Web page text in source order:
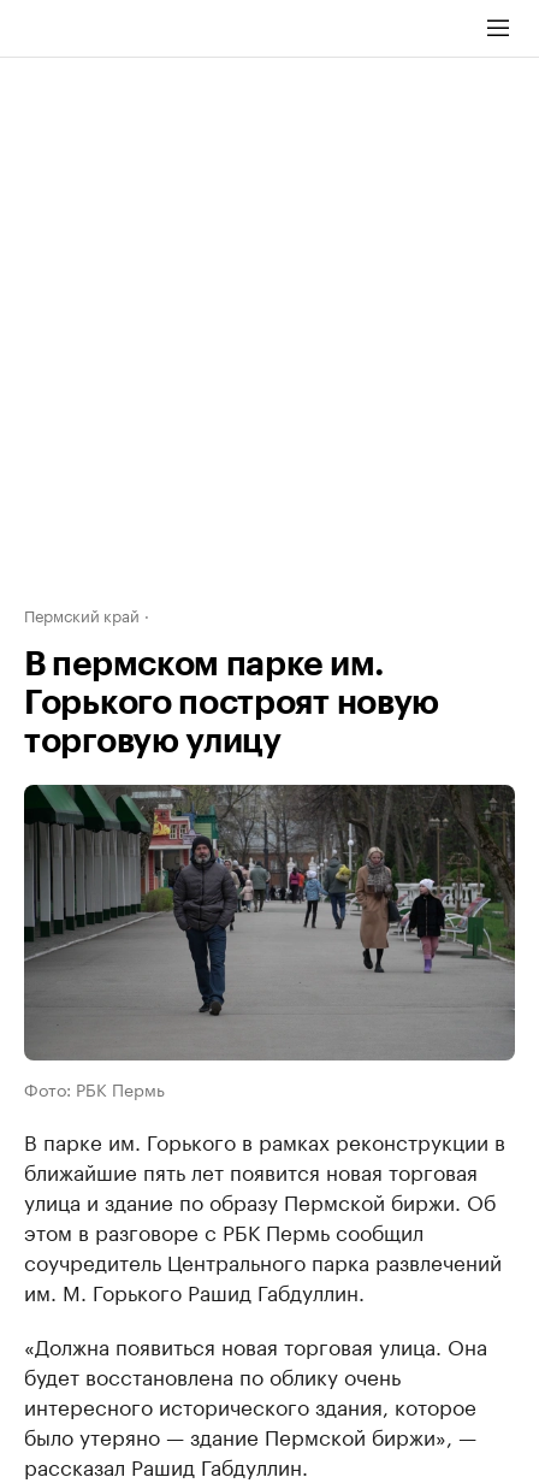
Пермский край
В пермском парке им.
Горького построят новую
торговую улицу
Фото: РБК Пермь
В парке им. Горького в рамках реконструкции в
ближайшие пять лет появится новая торговая
улица и здание по образу Пермской биржи. Об
этом в разговоре с РБК Пермь сообщил
соучредитель Центрального парка развлечений
им. М. Горького Рашид Габдуллин.
«Должна появиться новая торговая улица. Она
будет восстановлена по облику очень
интересного исторического здания, которое
было утеряно — здание Пермской биржи», —
рассказал Рашид Габдуллин.